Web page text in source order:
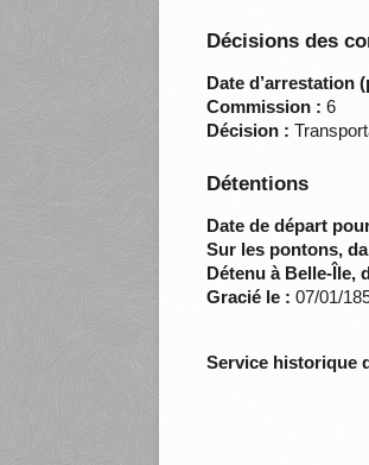
Décisions des
Date d’arrestation
Commission : 6
Décision :
Détentions
Date de départ
Sur les pontons,
Détenu à Belle-Île,
Gracié le : 07/01/
Service historique